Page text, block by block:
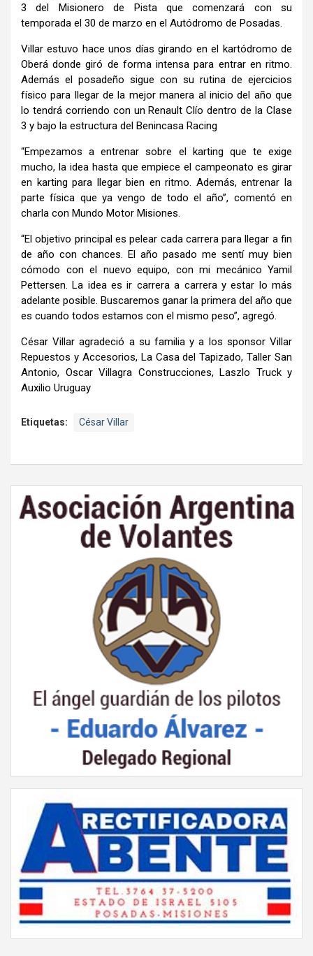
3 del Misionero de Pista que comenzará con su
temporada el 30 de marzo en el Autódromo de Posadas.
Villar estuvo hace unos días girando en el kartódromo de
Oberá donde giró de forma intensa para entrar en ritmo.
Además el posadeño sigue con su rutina de ejercicios
físico para llegar de la mejor manera al inicio del año que
lo tendrá corriendo con un Renault Clío dentro de la Clase
3 y bajo la estructura del Benincasa Racing
“Empezamos a entrenar sobre el karting que te exige
mucho, la idea hasta que empiece el campeonato es girar
en karting para llegar bien en ritmo. Además, entrenar la
parte física que ya vengo de todo el año”, comentó en
charla con Mundo Motor Misiones.
“El objetivo principal es pelear cada carrera para llegar a fin
de año con chances. El año pasado me sentí muy bien
cómodo con el nuevo equipo, con mi mecánico Yamil
Pettersen. La idea es ir carrera a carrera y estar lo más
adelante posible. Buscaremos ganar la primera del año que
es cuando todos estamos con el mismo peso”, agregó.
César Villar agradeció a su familia y a los sponsor Villar
Repuestos y Accesorios, La Casa del Tapizado, Taller San
Antonio, Oscar Villagra Construcciones, Laszlo Truck y
Auxilio Uruguay
Etiquetas: César Villar